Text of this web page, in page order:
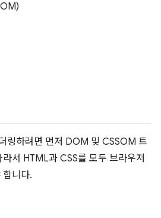
링하려면 먼저 DOM 및 CSSOM 트
서 HTML과 CSS를 모두 브라우저
합니다.